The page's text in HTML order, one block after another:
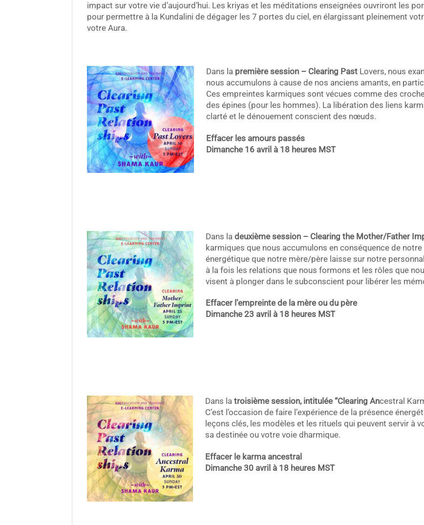
impact sur votre vie d’aujourd’hui. Les kriyas et les méditations enseignées ouvriront les
pour permettre à la Kundalini de dégager les 7 portes du ciel, en élargissant pleinement
votre Aura.
Dans la première session – Clearing PastLovers, nous
nous accumulons à cause de nos anciens amants, en
Ces empreintes karmiques sont vécues comme des
des épines (pour les hommes). La libération des liens
clarté et le dénouement conscient des nœuds.
Effacer les amours passés
Dimanche 16 avril à 18 heures MST
Dans la deuxième session – Clearing the Mother/Father
karmiques que nous accumulons en conséquence de
énergétique que notre mère/père laisse sur notre
à la fois les relations que nous formons et les rôles que
visent à plonger dans le subconscient pour libérer les
Effacer l’empreinte de la mère ou du père
Dimanche 23 avril à 18 heures MST
Dans la troisième session, intitulée “Clearing Ancestral
C’est l’occasion de faire l’expérience de la présence
leçons clés, les modèles et les rituels qui peuvent servir à
sa destinée ou votre voie dharmique.
Effacer le karma ancestral
Dimanche 30 avril à 18 heures MST